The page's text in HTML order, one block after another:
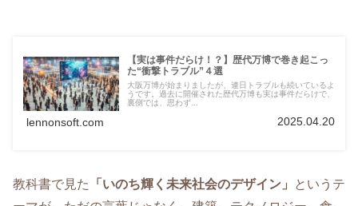
【実は事件だらけ！？】歴代万博で巻き起こっ
た“衝撃トラブル”４選
大阪万博が始まりましたが、連日トラブルも続いているよ
うです。過去に開催された歴代万博も実は事件だらけで、
裏側では、思わず...
lennonsoft.com 2025.04.20
教科書で見た 「いのち輝く未来社会のデザイン」
というテ